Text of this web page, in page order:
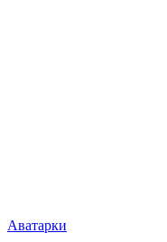
Аватарки